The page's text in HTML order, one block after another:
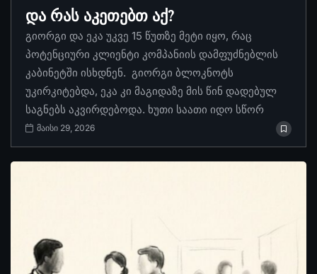
და რას აკეთებთ აქ?
გიორგი და ეკა უკვე 15 წუთზე მეტი იყო, რაც
პოტენციური კლიენტი კომპანიის დამფუძნებლის
კაბინეტში ისხდნენ. გიორგი ბლოკნოტს
უკირკიტებდა, ეკა კი მაგიდაზე მის წინ დადებულ
საგნებს აკვირდებოდა. ხუთი საათი იდო სწორ
მაისი 29, 2026